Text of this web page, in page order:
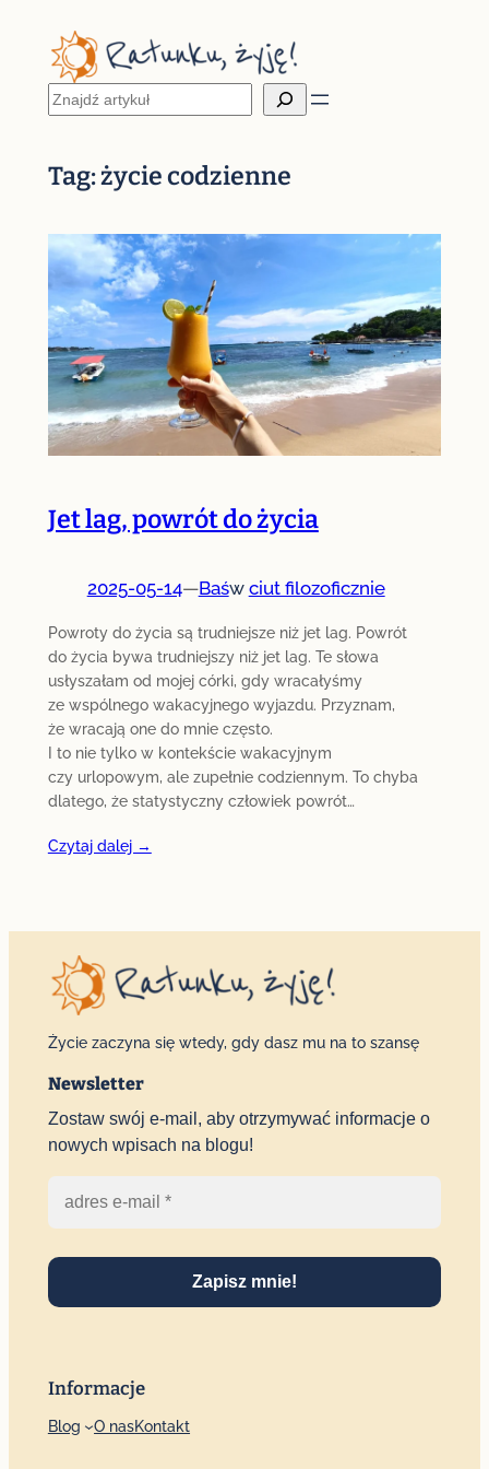
treści
Szukaj
Tag:życie codzienne
Jet lag, powrót do życia
2025-05-14—Baśw ciut filozoficznie
Powroty do życia są trudniejsze niż jet lag. Powrót
do życia bywa trudniejszy niż jet lag. Te słowa
usłyszałam od mojej córki, gdy wracałyśmy
ze wspólnego wakacyjnego wyjazdu. Przyznam,
że wracają one do mnie często.
I to nie tylko w kontekście wakacyjnym
czy urlopowym, ale zupełnie codziennym. To chyba
dlatego, że statystyczny człowiek powrót…
Czytaj dalej →
Życie zaczyna się wtedy, gdy dasz mu na to szansę
Newsletter
Zostaw swój e-mail, aby otrzymywać informacje o
nowych wpisach na blogu!
Zapisz mnie!
Informacje
Blog O nasKontakt